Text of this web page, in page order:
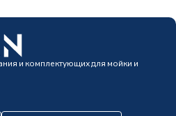
и комплектующих для мойки и